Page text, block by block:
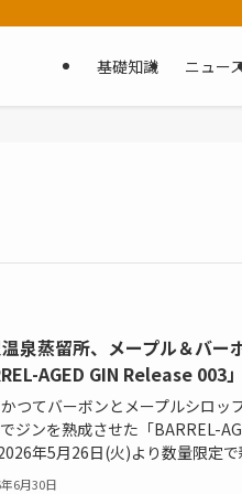
基礎知識 ニュー
温泉蒸留所、メープル＆バー
AGED GIN Release 003
つてバーボンとメープルシロッ
ジンを熟成させた「BARREL-
年5月26日(火)より数量限定で
6月30日